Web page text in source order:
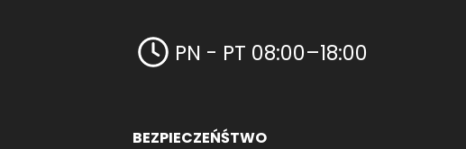
PN - PT 08:00–18:00
BEZPIECZEŃŚTWO